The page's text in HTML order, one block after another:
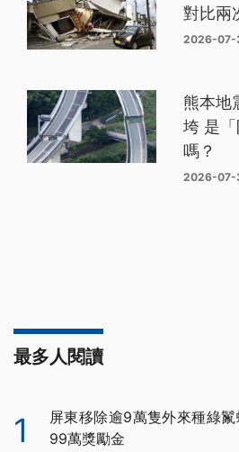
對比兩
2026-07-
熊本地
垮 是
嗎？
2026-07-
最多人閱讀
1
屏東移除逾9萬隻外來種綠
99萬獎勵金